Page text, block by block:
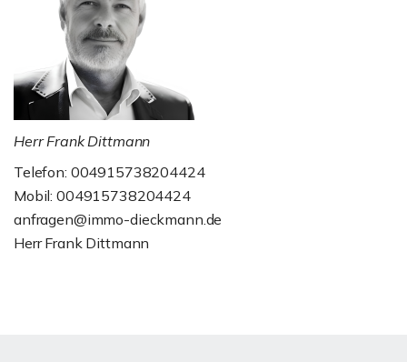
Herr Frank Dittmann
Telefon: 004915738204424
Mobil: 004915738204424
anfragen@immo-dieckmann.de
Herr Frank Dittmann